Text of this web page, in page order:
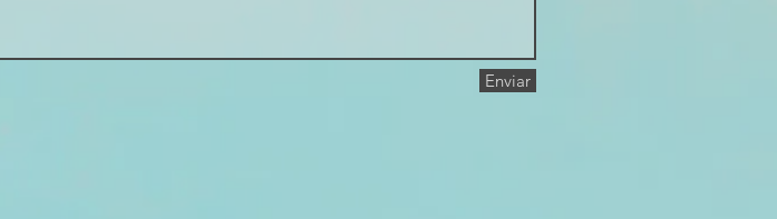
Enviar